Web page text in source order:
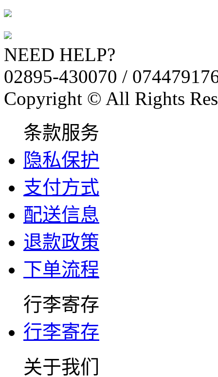
NEED HELP?
02895-430070 /
Copyright © All Rights
条款服务
隐私保护
支付方式
配送信息
退款政策
下单流程
行李寄存
行李寄存
关于我们